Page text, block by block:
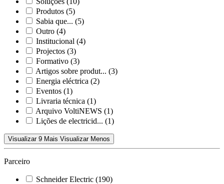
Produtos (5)
Sabia que... (5)
Outro (4)
Institucional (4)
Projectos (3)
Formativo (3)
Artigos sobre produt... (3)
Energia eléctrica (2)
Eventos (1)
Livraria técnica (1)
Arquivo VoltiNEWS (1)
Lições de electricid... (1)
Visualizar 9 Mais Visualizar Menos
Parceiro
Schneider Electric (190)